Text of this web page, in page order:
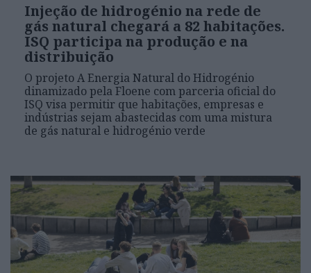
Injeção de hidrogénio na rede de
gás natural chegará a 82 habitações.
ISQ participa na produção e na
distribuição
O projeto A Energia Natural do Hidrogénio
dinamizado pela Floene com parceria oficial do
ISQ visa permitir que habitações, empresas e
indústrias sejam abastecidas com uma mistura
de gás natural e hidrogénio verde